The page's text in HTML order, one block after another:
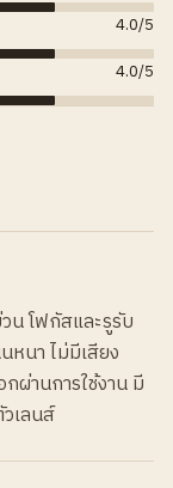
4.0/5
4.0/5
น โฟกัสและรูรับ
หนา ไม่มีเสียง
ผ่านการใช้งาน มี
เลนส์